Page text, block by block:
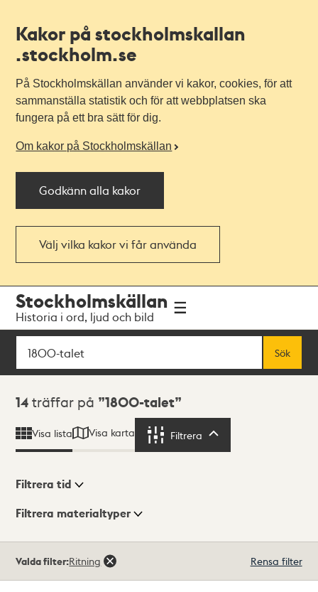
Kakor på stockholmskallan
.stockholm.se
På Stockholmskällan använder vi kakor, cookies, för att
sammanställa statistik och för att webbplatsen ska
fungera på ett bra sätt för dig.
Om kakor på Stockholmskällan
Godkänn alla kakor
Välj vilka kakor vi får använda
navigationen
huvudinnehållet
Stockholmskällan
Historia i ord, ljud och bild
Sök
Sök
Sökresultat
14 träffar på 1800-talet
Visa lista Visa karta Filtrera
Visningsläge
Filtrera tid
Filtrera materialtyper
träffar
Valda filter:Ritning Rensa filter